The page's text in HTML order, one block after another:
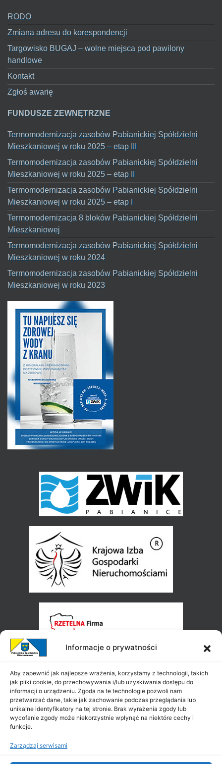
Informacje o prywatności
Aby zapewnić jak najlepsze wrażenia, korzystamy z technologii, takich
jak pliki cookie, do przechowywania i/lub uzyskiwania dostępu do
informacji o urządzeniu. Zgoda na te technologie pozwoli nam
przetwarzać dane, takie jak zachowanie podczas przeglądania lub
unikalne identyfikatory na tej stronie. Brak wyrażenia zgody lub
wycofanie zgody może niekorzystnie wpłynąć na niektóre cechy i
funkcje.
Zarządzaj serwisami
RODO
Zmiana adresu do korespondencji
Targowisko BUGAJ – wolne miejsca pod pawilony
handlowe
Kontakt
Zgłoś awarię
FUNDUSZE ZEWNĘTRZNE
Termomodernizacja zasobów Pabianickiej Spółdzielni
Mieszkaniowej w roku 2025 – etap III
Termomodernizacja zasobów Pabianickiej Spółdzielni
Mieszkaniowej w roku 2025 – etap II
Termomodernizacja zasobów Pabianickiej Spółdzielni
Mieszkaniowej w roku 2025 – etap I
Termomodernizacja 8 bloków Pabianickiej Spółdzielni
Mieszkaniowej
Termomodernizacja zasobów Pabianickiej Spółdzielni
Mieszkaniowej w roku 2024
Termomodernizacja zasobów Pabianickiej Spółdzielni
Mieszkaniowej w roku 2023